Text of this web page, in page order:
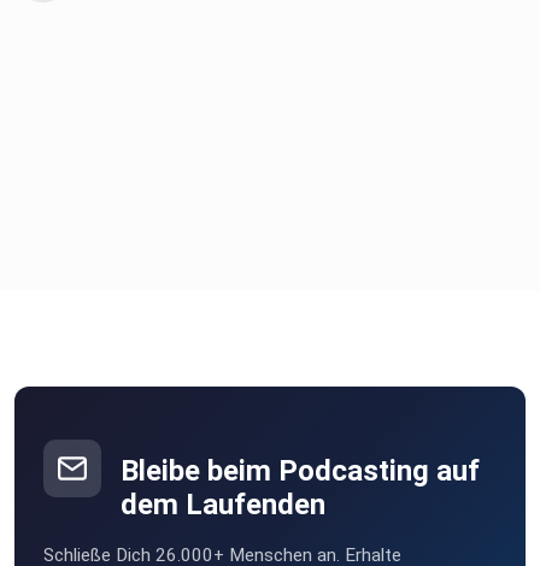
Bleibe beim Podcasting auf
dem Laufenden
Schließe Dich 26.000+ Menschen an. Erhalte